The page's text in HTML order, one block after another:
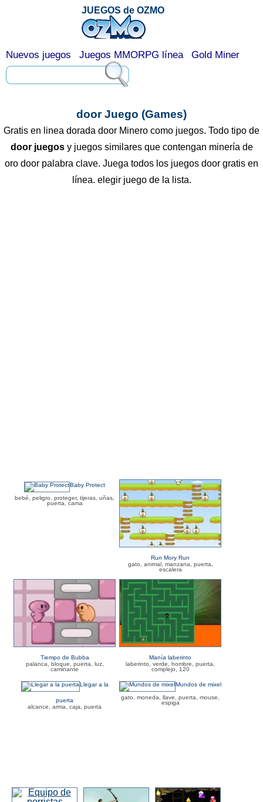
door Juego (Games)
Gratis en linea dorada door Minero como juegos. Todo tipo de
door juegosy juegos similares que contengan minería de
oro door palabra clave. Juega todos los juegos door gratis en
línea. elegir juego de la lista.
Baby Protect
bebé, peligro, proteger, tijeras, uñas,
puerta, cama
Run Mory Run
gato, animal, manzana, puerta,
escalera
Tiempo de Bubba
palanca, bloque, puerta, luz,
caminante
Manía laberinto
laberinto, verde, hombre, puerta,
complejo, 120
Llegar a la
puerta
alcance, arma, caja, puerta
Mundos de mixel
gato, moneda, llave, puerta, mouse,
espiga
JUEGOS de OZMO
Nuevos juegos Juegos MMORPG línea Gold Miner